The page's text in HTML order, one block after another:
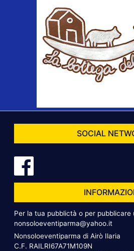
SOCIAL
Per la tua pubblictà o per
nonsoloeventiparma@yahoo.it
Nonsoloeventiparma di Airò Ilaria
C.F. RAILRI67A71M109N